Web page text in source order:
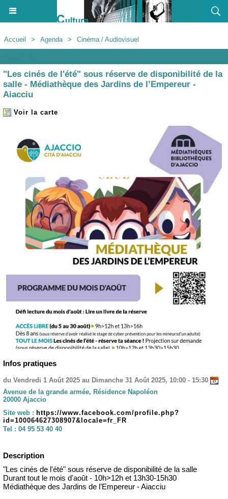
Accueil > Agenda > Cinéma / Audiovisuel
"Les cinés de l'été" sous réserve de disponibilité de la
salle - Médiathèque des Jardins de l’Empereur -
Aiacciu
Voir la carte
Infos pratiques
du Vendredi 1 Août 2025 au Dimanche 31 Août 2025, 10:00 - 15:30
Avenue de la grande armée, Résidence Napoléon
20000 Ajaccio
Site web : https://www.facebook.com/profile.php?
id=100064627308907&locale=fr_FR
Tel : 04 95 53 40 40
Description
"Les cinés de l'été" sous réserve de disponibilité de la salle
Durant tout le mois d'août - 10h>12h et 13h30-15h30
Médiathèque des Jardins de l’Empereur - Aiacciu